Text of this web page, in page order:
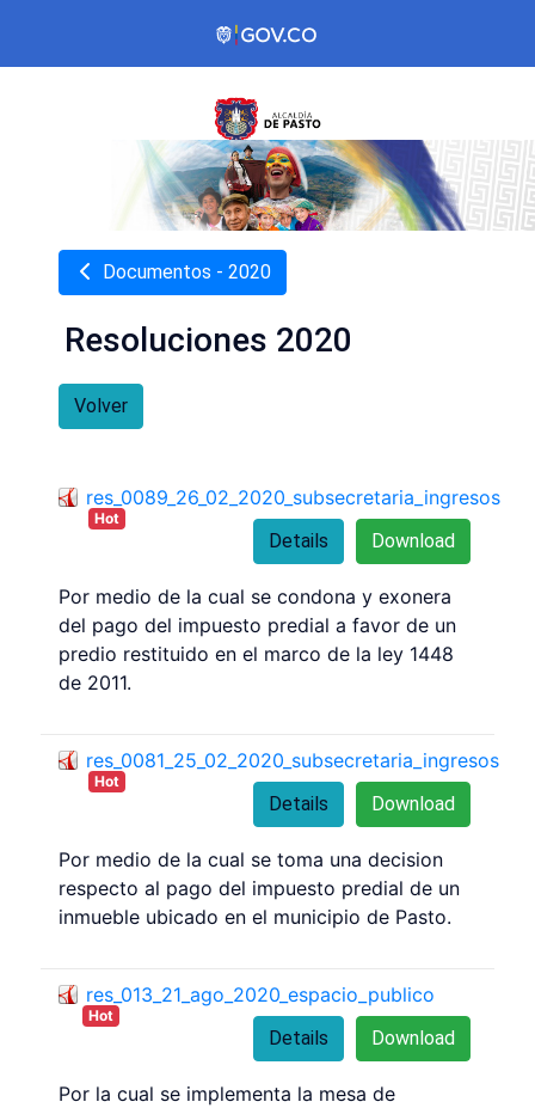
Documentos - 2020
Resoluciones 2020
Volver
res_0089_26_02_2020_subsecretaria_ingresos
Hot
Download
Details
Por medio de la cual se condona y exonera
del pago del impuesto predial a favor de un
predio restituido en el marco de la ley 1448
de 2011.
res_0081_25_02_2020_subsecretaria_ingresos
Hot
Download
Details
Por medio de la cual se toma una decision
respecto al pago del impuesto predial de un
inmueble ubicado en el municipio de Pasto.
res_013_21_ago_2020_espacio_publico
Hot
Download
Details
Por la cual se implementa la mesa de